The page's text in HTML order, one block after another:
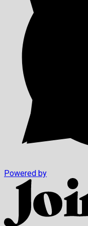
Powered by